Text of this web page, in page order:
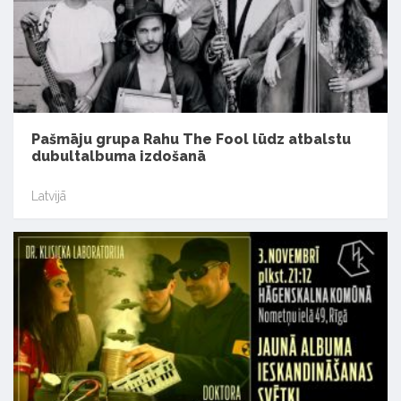
Pašmāju grupa Rahu The Fool lūdz atbalstu
dubultalbuma izdošanā
Latvijā